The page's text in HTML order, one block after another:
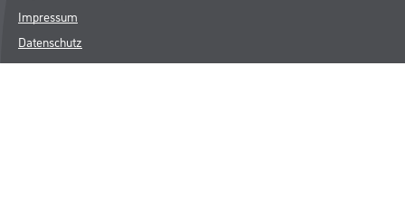
Impressum
Datenschutz
Integrität